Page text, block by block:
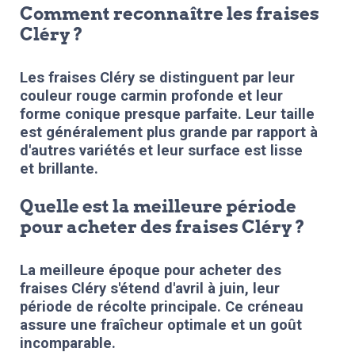
Comment reconnaître les fraises
Cléry ?
Les fraises Cléry se distinguent par leur
couleur rouge carmin profonde et leur
forme conique presque parfaite. Leur taille
est généralement plus grande par rapport à
d'autres variétés et leur surface est lisse
et brillante.
Quelle est la meilleure période
pour acheter des fraises Cléry ?
La meilleure époque pour acheter des
fraises Cléry s'étend d'avril à juin, leur
période de récolte principale. Ce créneau
assure une fraîcheur optimale et un goût
incomparable.